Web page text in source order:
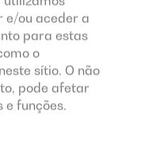
e/ou aceder a
para estas
o
sítio. O não
pode afetar
funções.